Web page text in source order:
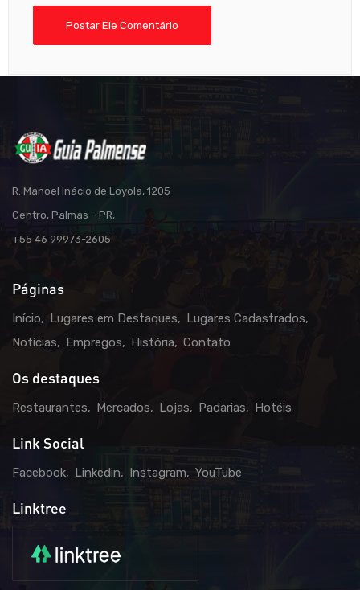
R. Manoel Inácio de Loyola, 1205
Centro, Palmas – PR,
+55 46 99973-2605
Páginas
Início Lugares em Destaques
Lugares Cadastrados
Notícias
Empregos História Contato
Os destaques
Restaurantes Mercados Lojas Padarias Hotéis
Link Social
Facebook Linkedin Instagram YouTube
Linktree